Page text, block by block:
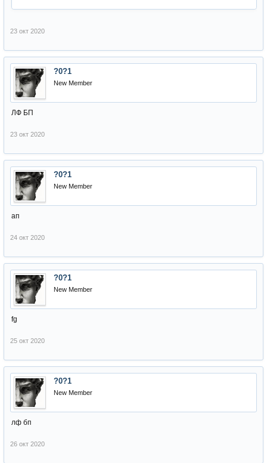
23 окт 2020
?0?1
New Member
ЛФ БП
23 окт 2020
?0?1
New Member
ап
24 окт 2020
?0?1
New Member
fg
25 окт 2020
?0?1
New Member
лф бп
26 окт 2020